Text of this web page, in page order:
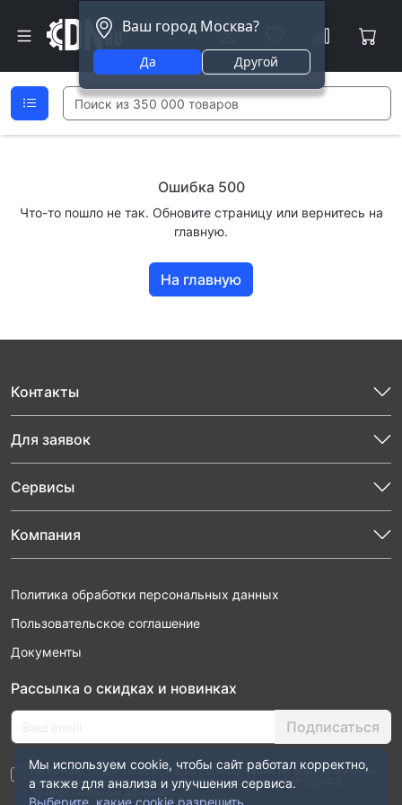
Ваш город Москва?
Да Другой
Ошибка 500
Что-то пошло не так. Обновите страницу или вернитесь на
главную.
На главную
Контакты
Для заявок
Сервисы
Компания
Политика обработки персональных данных
Пользовательское соглашение
Документы
Рассылка о скидках и новинках
Подписаться
Нажимая “Подписаться”, я даю свое согласие на обработку моих
персональных данных в соответствии с законом №152-ФЗ
“О персональных данных”
Мы используем cookie, чтобы сайт работал корректно,
а также для анализа и улучшения сервиса.
Выберите, какие cookie разрешить